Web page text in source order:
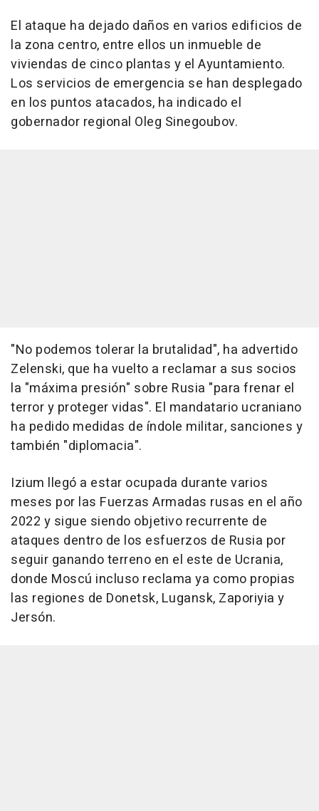
El ataque ha dejado daños en varios edificios de
la zona centro, entre ellos un inmueble de
viviendas de cinco plantas y el Ayuntamiento.
Los servicios de emergencia se han desplegado
en los puntos atacados, ha indicado el
gobernador regional Oleg Sinegoubov.
"No podemos tolerar la brutalidad", ha advertido
Zelenski, que ha vuelto a reclamar a sus socios
la "máxima presión" sobre Rusia "para frenar el
terror y proteger vidas". El mandatario ucraniano
ha pedido medidas de índole militar, sanciones y
también "diplomacia".
Izium llegó a estar ocupada durante varios
meses por las Fuerzas Armadas rusas en el año
2022 y sigue siendo objetivo recurrente de
ataques dentro de los esfuerzos de Rusia por
seguir ganando terreno en el este de Ucrania,
donde Moscú incluso reclama ya como propias
las regiones de Donetsk, Lugansk, Zaporiyia y
Jersón.